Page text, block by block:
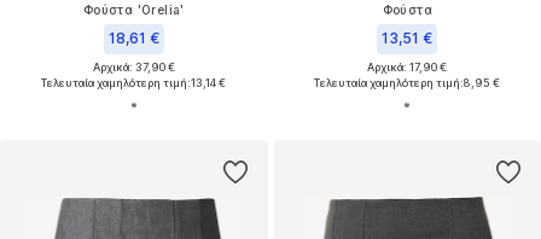
Φούστα 'Orelia'
18,61 €
Αρχικά: 37,90 €
Τελευταία χαμηλότερη τιμή:13,14 €
Φούστα
13,51 €
Αρχικά: 17,90 €
Τελευταία χαμηλότερη τιμή:8,95 €